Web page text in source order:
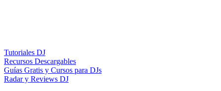
Tutoriales DJ
Recursos Descargables
Guías Gratis y Cursos para DJs
Radar y Reviews DJ